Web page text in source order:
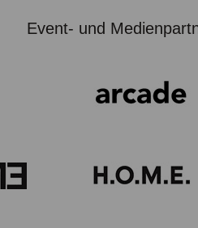
Event- und